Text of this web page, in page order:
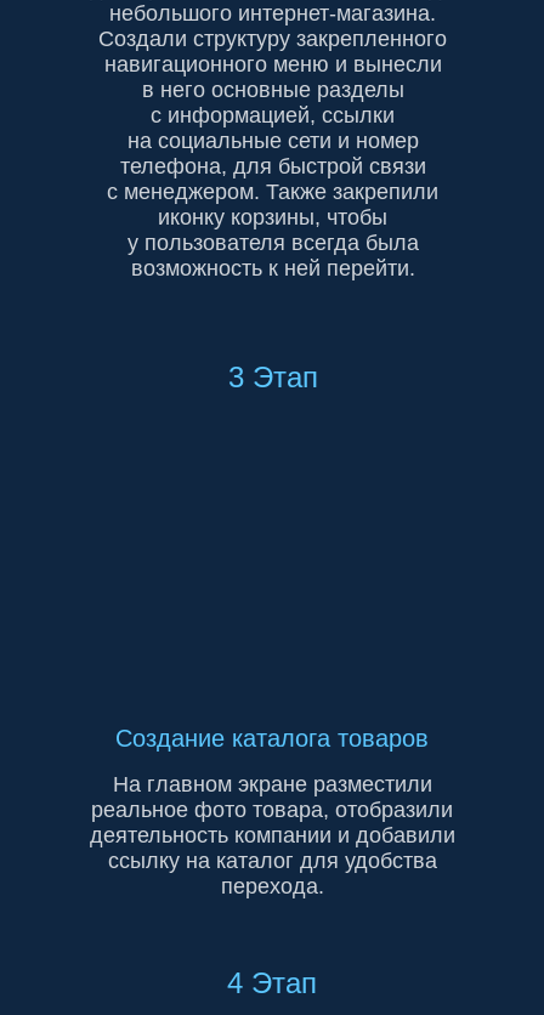
небольшого интернет-магазина.
Создали структуру закрепленного
навигационного меню и вынесли
в него основные разделы
с информацией, ссылки
на социальные сети и номер
телефона, для быстрой связи
с менеджером. Также закрепили
иконку корзины, чтобы
у пользователя всегда была
возможность к ней перейти.
На главном экране разместили
реальное фото товара, отобразили
деятельность компании и добавили
ссылку на каталог для удобства
перехода.
Создание каталога товаров
3 Этап
4 Этап